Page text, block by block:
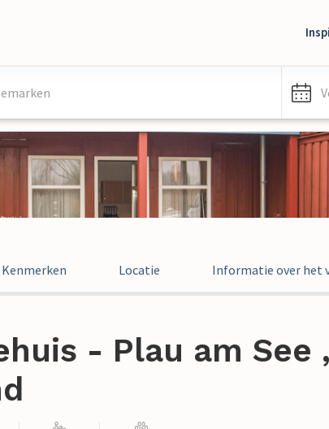
Kenmerken Locatie Informatie over het
- Plau am See ,